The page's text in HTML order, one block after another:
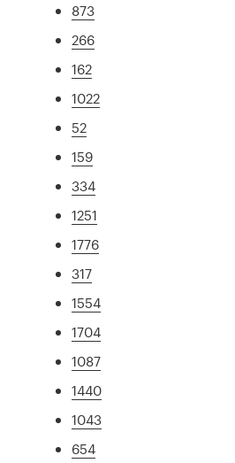
873
266
162
1022
52
159
334
1251
1776
317
1554
1704
1087
1440
1043
654